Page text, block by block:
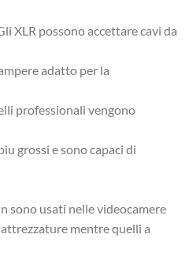
XLR possono accettare cavi da
adatto per la
professionali vengono
grossi e sono capaci di
sono usati nelle videocamere
mentre quelli a